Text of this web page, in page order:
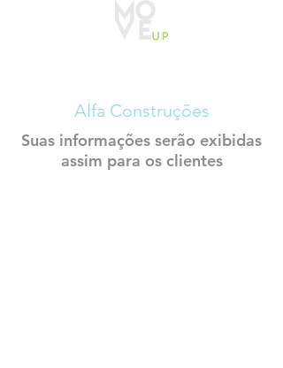
Alfa Construções
Suas informações serão exibidas
assim para os clientes